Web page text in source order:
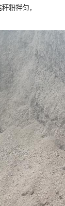
粉拌匀，